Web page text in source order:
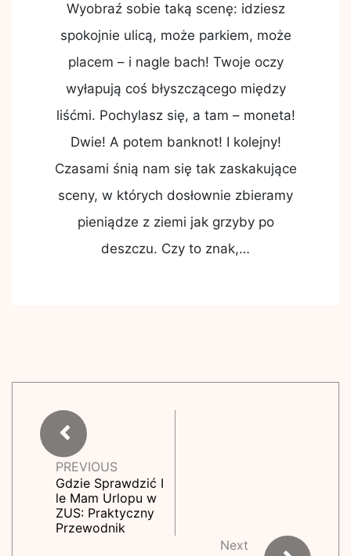
Wyobraź sobie taką scenę: idziesz
spokojnie ulicą, może parkiem, może
placem – i nagle bach! Twoje oczy
wyłapują coś błyszczącego między
liśćmi. Pochylasz się, a tam – moneta!
Dwie! A potem banknot! I kolejny!
Czasami śnią nam się tak zaskakujące
sceny, w których dosłownie zbieramy
pieniądze z ziemi jak grzyby po
deszczu. Czy to znak,…
PREVIOUS
Gdzie Sprawdzić I
le Mam Urlopu w
ZUS: Praktyczny
Przewodnik
Next